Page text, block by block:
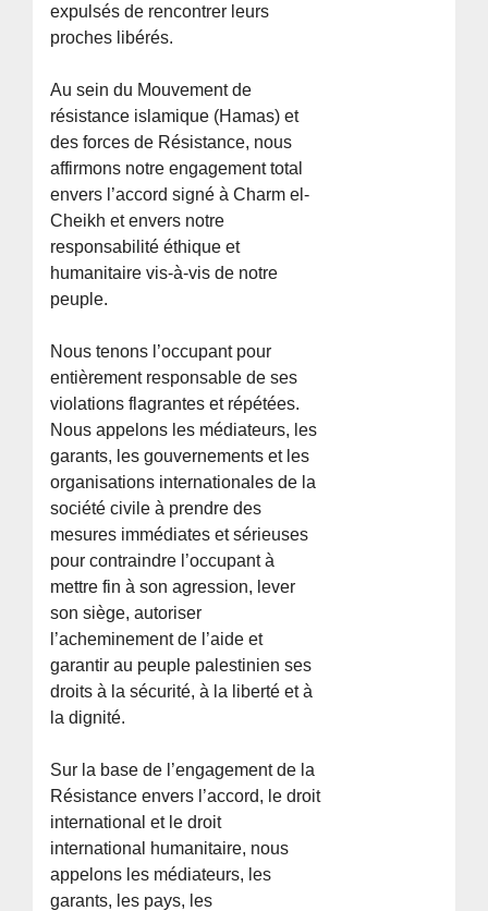
expulsés de rencontrer leurs
proches libérés.
Au sein du Mouvement de
résistance islamique (Hamas) et
des forces de Résistance, nous
affirmons notre engagement total
envers l’accord signé à Charm el-
Cheikh et envers notre
responsabilité éthique et
humanitaire vis-à-vis de notre
peuple.
Nous tenons l’occupant pour
entièrement responsable de ses
violations flagrantes et répétées.
Nous appelons les médiateurs, les
garants, les gouvernements et les
organisations internationales de la
société civile à prendre des
mesures immédiates et sérieuses
pour contraindre l’occupant à
mettre fin à son agression, lever
son siège, autoriser
l’acheminement de l’aide et
garantir au peuple palestinien ses
droits à la sécurité, à la liberté et à
la dignité.
Sur la base de l’engagement de la
Résistance envers l’accord, le droit
international et le droit
international humanitaire, nous
appelons les médiateurs, les
garants, les pays, les